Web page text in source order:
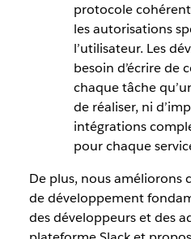
protocole
les autorisations
l’utilisateur. Les
besoin d’écrire de
chaque tâche
de réaliser, ni
intégrations
pour chaque
De plus, nous améliorons
de développement
des développeurs et des